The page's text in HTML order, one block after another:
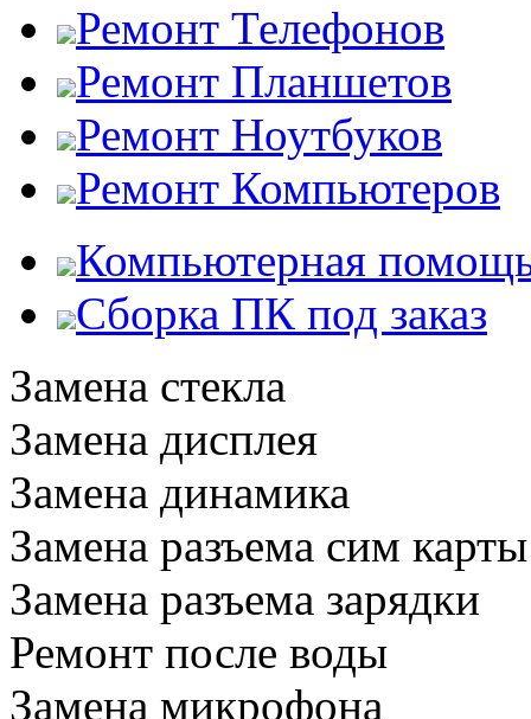
Ремонт Телефонов
Ремонт Планшетов
Ремонт Ноутбуков
Ремонт Компьютеров
Компьютерная
Сборка ПК под заказ
Замена стекла
Замена дисплея
Замена динамика
Замена разъема сим карты
Замена разъема зарядки
Ремонт после воды
Замена микрофона